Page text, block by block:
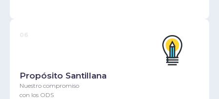
Propósito Santillana
Nuestro compromiso
con los ODS